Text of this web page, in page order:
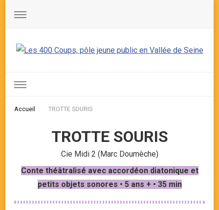
Accueil TROTTE SOURIS
TROTTE SOURIS
Cie Midi 2 (Marc Doumèche)
Conte théâtralisé avec accordéon diatonique et
petits objets sonores • 5 ans + • 35 min